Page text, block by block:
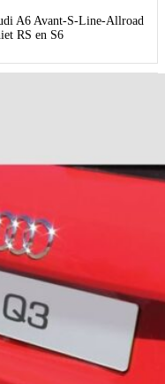
A6 Avant-S-Line-Allroad
RS en S6